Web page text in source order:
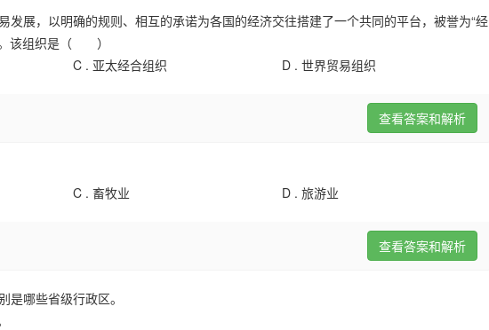
展，以明确的规则、相互的承诺为各国的经济交往搭建了一个共同的平台，被誉为“经
。该组织是（ ）
C . 亚太经合组织 D . 世界贸易组织
查看答案和解析
C . 畜牧业 D . 旅游业
查看答案和解析
哪些省级行政区。